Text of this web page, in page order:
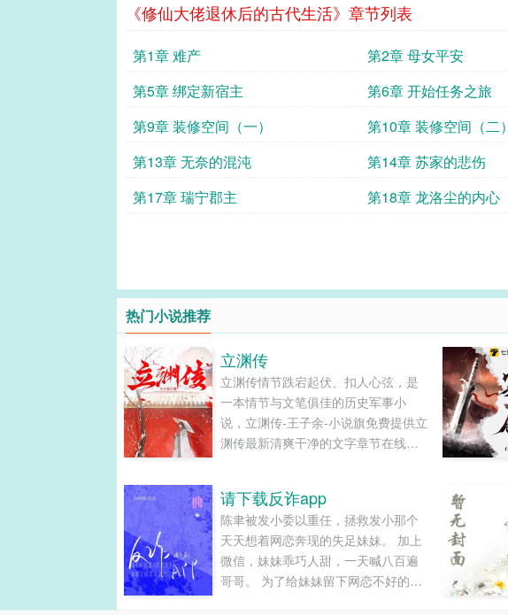
《修仙大佬退休后的古代生活》章节列表
第1章 难产 第2章 母女平安
第5章 绑定新宿主
第6章 开始任务之旅
第9章 装修空间（一）
第10章 装修空间（二）
第13章 无奈的混沌
第14章 苏家的悲伤
第17章 瑞宁郡主
第18章 龙洛尘的内心
热门小说推荐
立渊传
立渊传情节跌宕起伏、扣人心弦，是
一本情节与文笔俱佳的历史军事小
说，立渊传-王子余-小说旗免费提供立
渊传最新清爽干净的文字章节在线阅
请下载反诈app
陈聿被发小委以重任，拯救发小那个
天天想着网恋奔现的失足妹妹。 加上
微信，妹妹乖巧人甜，一天喊八百遍
哥哥。 为了给妹妹留下网恋不好的印